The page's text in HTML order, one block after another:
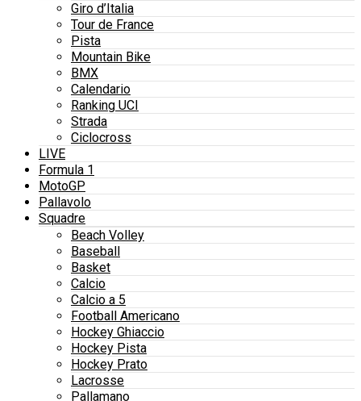
Giro d’Italia
Tour de France
Pista
Mountain Bike
BMX
Calendario
Ranking UCI
Strada
Ciclocross
LIVE
Formula 1
MotoGP
Pallavolo
Squadre
Beach Volley
Baseball
Basket
Calcio
Calcio a 5
Football Americano
Hockey Ghiaccio
Hockey Pista
Hockey Prato
Lacrosse
Pallamano